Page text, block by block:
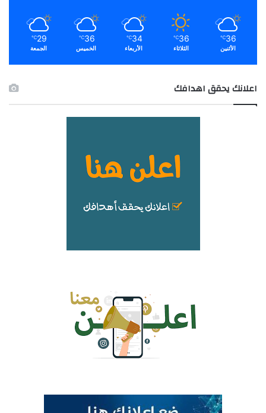
36
℃
الأثنين
36
℃
الثلاثاء
34
℃
الأربعاء
36
℃
الخميس
29
℃
الجمعة
اعلانك يحقق اهدافك